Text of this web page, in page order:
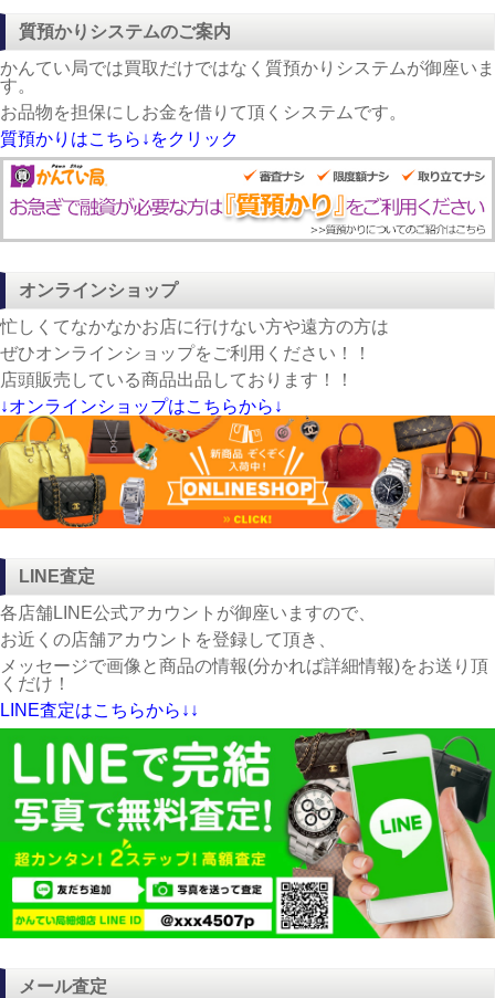
質預かりシステムのご案内
かんてい局では買取だけではなく質預かりシステムが御座いま
す。
お品物を担保にしお金を借りて頂くシステムです。
質預かりはこちら↓をクリック
オンラインショップ
忙しくてなかなかお店に行けない方や遠方の方は
ぜひオンラインショップをご利用ください！！
店頭販売している商品出品しております！！
↓オンラインショップはこちらから↓
LINE査定
各店舗LINE公式アカウントが御座いますので、
お近くの店舗アカウントを登録して頂き、
メッセージで画像と商品の情報(分かれば詳細情報)をお送り頂
くだけ！
LINE査定はこちらから↓↓
メール査定